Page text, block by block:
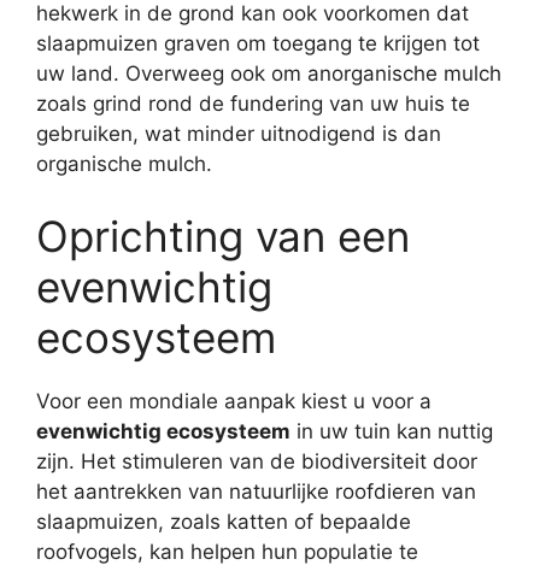
hekwerk in de grond kan ook voorkomen dat
slaapmuizen graven om toegang te krijgen tot
uw land. Overweeg ook om anorganische mulch
zoals grind rond de fundering van uw huis te
gebruiken, wat minder uitnodigend is dan
organische mulch.
Oprichting van een
evenwichtig
ecosysteem
Voor een mondiale aanpak kiest u voor a
evenwichtig ecosysteem in uw tuin kan nuttig
zijn. Het stimuleren van de biodiversiteit door
het aantrekken van natuurlijke roofdieren van
slaapmuizen, zoals katten of bepaalde
roofvogels, kan helpen hun populatie te